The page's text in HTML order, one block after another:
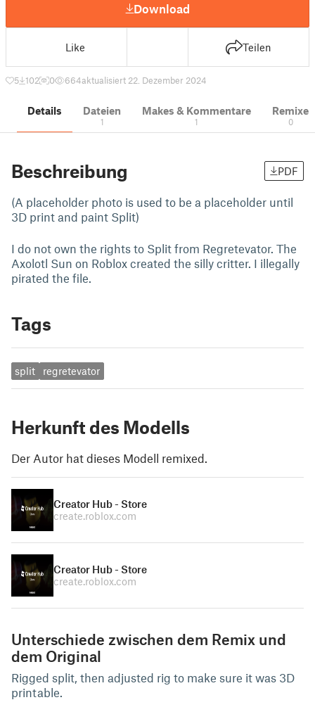
Download
Like Teilen
5 102 0 664aktualisiert 22. Dezember 2024
Details Dateien
1
Makes & Kommentare
1
Remixe
0
Beschreibung PDF
(A placeholder photo is used to be a placeholder until
3D print and paint Split)
I do not own the rights to Split from Regretevator. The
Axolotl Sun on Roblox created the silly critter. I illegally
pirated the file.
Tags
split regretevator
Herkunft des Modells
Der Autor hat dieses Modell remixed.
Creator Hub - Store
create.roblox.com
Creator Hub - Store
create.roblox.com
Unterschiede zwischen dem Remix und
dem Original
Rigged split, then adjusted rig to make sure it was 3D
printable.